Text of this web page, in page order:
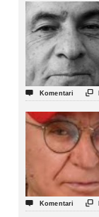
 Komentari 
 Komentari 